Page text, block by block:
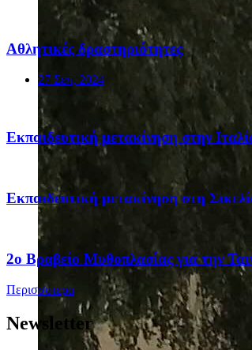
Αθλητικές δραστηριότητες
27 Σεπ, 2024
Eκπαιδευτική μετακίνηση στην
Eκπαιδευτική μετακίνηση στη
2ο Βραβείο Μυθοπλασίας για την
Περισσότερα
Newsletter